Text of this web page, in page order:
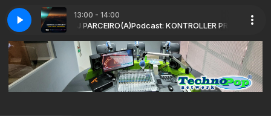
13:00 - 14:00
com DJ PARCEIRO(A)Podcast: KONTROLLER PROJECT -
Sound Radioshow#410Kontroller Project-Magic Sound Radioshow#410
com DEEJAY TECHNOPOPPROGRAMAÇÃO - The New And The